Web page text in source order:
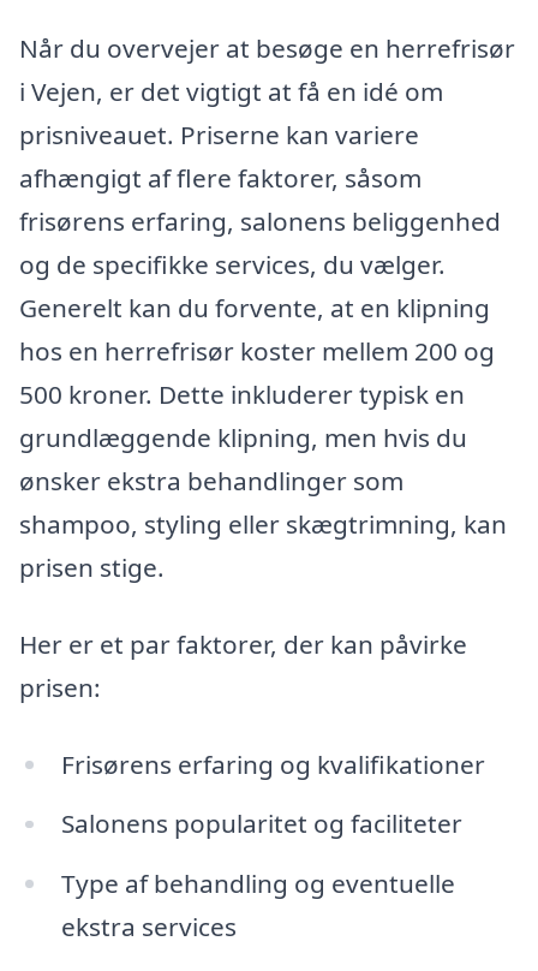
Når du overvejer at besøge en herrefrisør
i Vejen, er det vigtigt at få en idé om
prisniveauet. Priserne kan variere
afhængigt af flere faktorer, såsom
frisørens erfaring, salonens beliggenhed
og de specifikke services, du vælger.
Generelt kan du forvente, at en klipning
hos en herrefrisør koster mellem 200 og
500 kroner. Dette inkluderer typisk en
grundlæggende klipning, men hvis du
ønsker ekstra behandlinger som
shampoo, styling eller skægtrimning, kan
prisen stige.
Her er et par faktorer, der kan påvirke
prisen:
Frisørens erfaring og kvalifikationer
Salonens popularitet og faciliteter
Type af behandling og eventuelle
ekstra services